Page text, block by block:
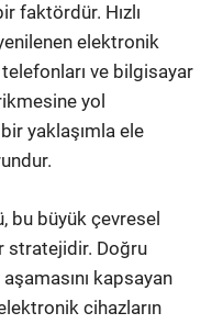
faktördür. Hızlı
elektronik
ve bilgisayar
yol
yaklaşımla ele
bu büyük çevresel
stratejidir. Doğru
kapsayan
cihazların